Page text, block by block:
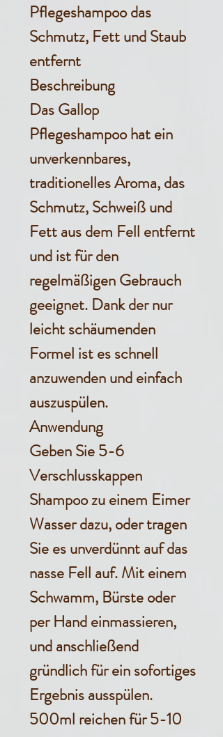
Pflegeshampoo das
Schmutz, Fett und Staub
entfernt
Beschreibung
Das Gallop
Pflegeshampoo hat ein
unverkennbares,
traditionelles Aroma, das
Schmutz, Schweiß und
Fett aus dem Fell entfernt
und ist für den
regelmäßigen Gebrauch
geeignet. Dank der nur
leicht schäumenden
Formel ist es schnell
anzuwenden und einfach
auszuspülen.
Anwendung
Geben Sie 5-6
Verschlusskappen
Shampoo zu einem Eimer
Wasser dazu, oder tragen
Sie es unverdünnt auf das
nasse Fell auf. Mit einem
Schwamm, Bürste oder
per Hand einmassieren,
und anschließend
gründlich für ein sofortiges
Ergebnis ausspülen.
500ml reichen für 5-10